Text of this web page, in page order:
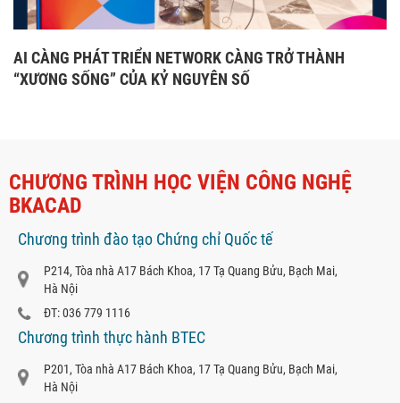
AI CÀNG PHÁT TRIỂN NETWORK CÀNG TRỞ THÀNH
“XƯƠNG SỐNG” CỦA KỶ NGUYÊN SỐ
CHƯƠNG TRÌNH HỌC VIỆN CÔNG NGHỆ
BKACAD
Chương trình đào tạo Chứng chỉ Quốc tế
P214, Tòa nhà A17 Bách Khoa, 17 Tạ Quang Bửu, Bạch Mai,
Hà Nội
ĐT: 036 779 1116
Chương trình thực hành BTEC
P201, Tòa nhà A17 Bách Khoa, 17 Tạ Quang Bửu, Bạch Mai,
Hà Nội